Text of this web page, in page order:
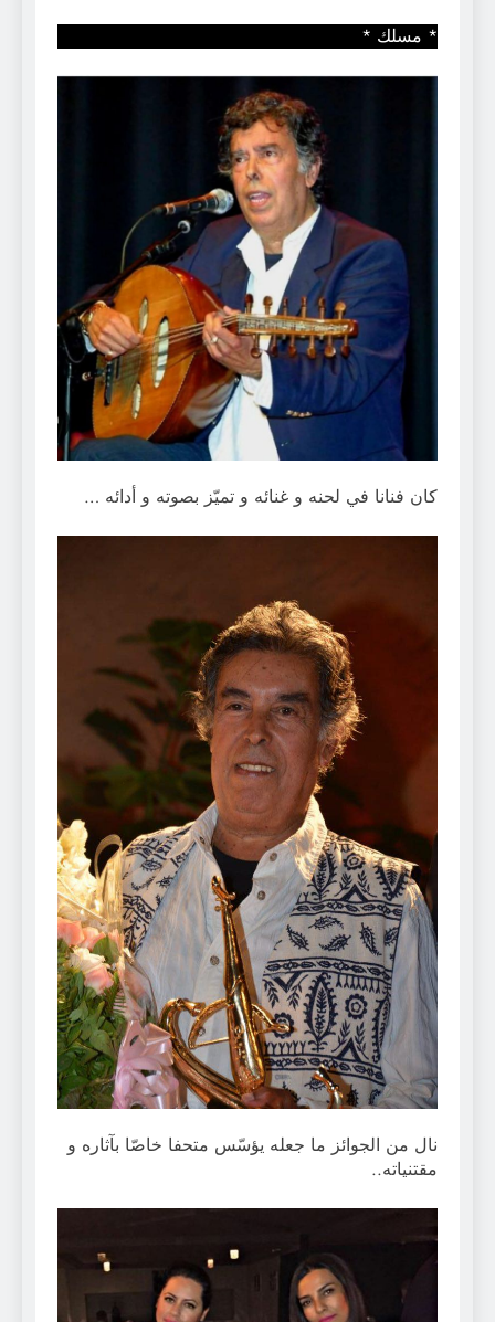
* مسلك *
كان فنانا في لحنه و غنائه و تميّز بصوته و أدائه …
نال من الجوائز ما جعله يؤسّس متحفا خاصّا بآثاره و
مقتنياته..